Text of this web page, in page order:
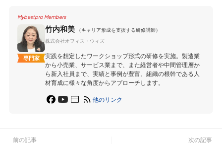
Mybestpro Members
専門家
竹内和美
（キャリア形成を支援する研修講師）
株式会社オフィス・ウィズ
実践を想定したワークショップ形式の研修を実施。製造業
から小売業、サービス業まで、また経営者や中間管理層か
ら新入社員まで、実績と事例が豊富。組織の根幹である人
材育成に様々な角度からアプローチします。
他のリンク
前の記事 次の記事